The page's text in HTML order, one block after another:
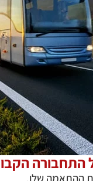
התחבורה
ההתאמה שלו.